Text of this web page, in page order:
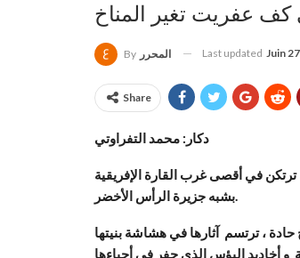
كف عفريت تغير المناخ
By المحرر Last updated Juin
Share
دكار: محمد التفراوتي
في أقصى غرب القارة الإفريقية
بشبه جزيرة الرأس الأخضر.
حادة ، ترتسم آثارها في هشاشة بنيتها